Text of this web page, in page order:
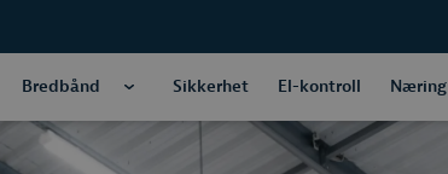
Bredbånd Sikkerhet El-kontroll Næring